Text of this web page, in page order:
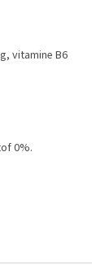
vitamine B6
0%.